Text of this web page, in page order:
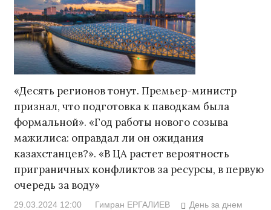
«Десять регионов тонут. Премьер-министр
признал, что подготовка к паводкам была
формальной». «Год работы нового созыва
мажилиса: оправдал ли он ожидания
казахстанцев?». «В ЦА растет вероятность
приграничных конфликтов за ресурсы, в первую
очередь за воду»
29.03.2024 12:00 Гимран ЕРГАЛИЕВ
День за днем